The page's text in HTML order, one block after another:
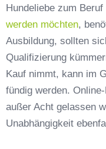
Hundeliebe zum
werden möchten,
Ausbildung, sollten
Qualifizierung
Kauf nimmt, kann im
fündig werden.
außer Acht gelassen
Unabhängigkeit